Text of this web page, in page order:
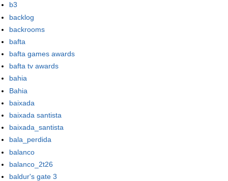
b3
backlog
backrooms
bafta
bafta games awards
bafta tv awards
bahia
Bahia
baixada
baixada santista
baixada_santista
bala_perdida
balanco
balanco_2t26
baldur's gate 3